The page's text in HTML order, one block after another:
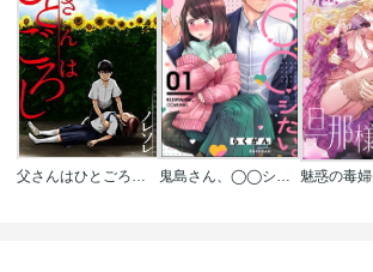
父さんはひとごろし【フルカラー】 鬼島さん、◯◯シたい。（分冊版）